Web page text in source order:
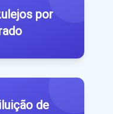
por
de